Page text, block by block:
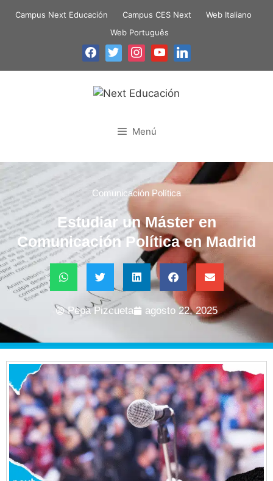
Campus Next Educación Campus CES Next
Web Italiano
Web Português
Menú
Comunicación Política
Estudiar un Máster en
Comunicación Política en Madrid
Pepa Pizcueta agosto 22, 2025